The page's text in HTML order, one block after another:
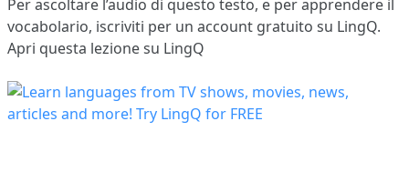
Per ascoltare l’audio di questo testo, e per apprendere il
vocabolario, iscriviti per un account gratuito su LingQ.
Apri questa lezione su LingQ